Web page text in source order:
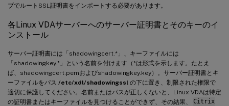
ブでルートSSL証明書をインポートする必要があります。
各Linux VDAサーバーへのサーバー証明書とそのキーのイ
ンストール
サーバー証明書には「shadowingcert.*」、キーファイルには
「shadowingkey.*」という名前を付けます（*は形式を示します。たとえ
ば、shadowingcert.pemおよびshadowingkey.key）。サーバー証明書とキ
ーファイルをパス /etc/xdl/shadowingssl の下に置き、制限された権限で
適切に保護してください。名前またはパスが正しくないと、Linux VDAは特定
の証明書またはキーファイルを見つけることができず、その結果、
Citrix